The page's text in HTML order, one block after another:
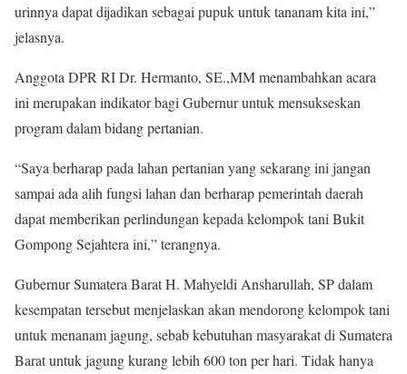
urinnya dapat dijadikan sebagai pupuk untuk tananam kita ini,”
jelasnya.
Anggota DPR RI Dr. Hermanto, SE.,MM menambahkan acara
ini merupakan indikator bagi Gubernur untuk mensukseskan
program dalam bidang pertanian.
“Saya berharap pada lahan pertanian yang sekarang ini jangan
sampai ada alih fungsi lahan dan berharap pemerintah daerah
dapat memberikan perlindungan kepada kelompok tani Bukit
Gompong Sejahtera ini,” terangnya.
Gubernur Sumatera Barat H. Mahyeldi Ansharullah, SP dalam
kesempatan tersebut menjelaskan akan mendorong kelompok tani
untuk menanam jagung, sebab kebutuhan masyarakat di Sumatera
Barat untuk jagung kurang lebih 600 ton per hari. Tidak hanya